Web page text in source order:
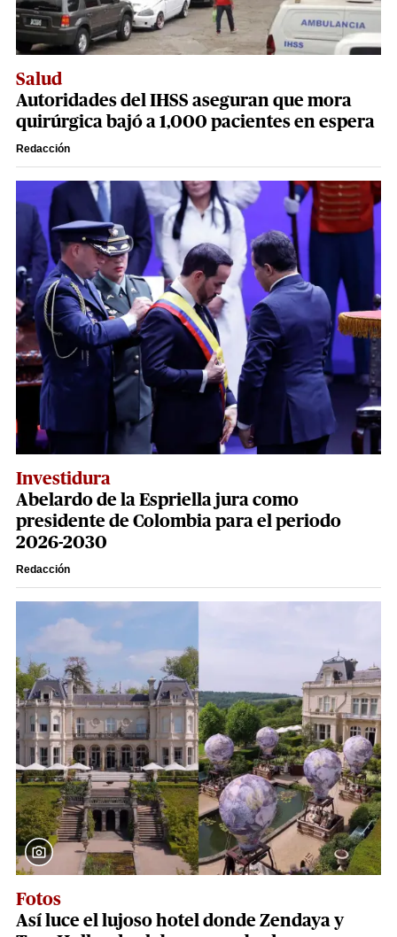
Salud
Autoridades del IHSS aseguran que mora
quirúrgica bajó a 1,000 pacientes en espera
Redacción
Investidura
Abelardo de la Espriella jura como
presidente de Colombia para el periodo
2026-2030
Redacción
Fotos
Así luce el lujoso hotel donde Zendaya y